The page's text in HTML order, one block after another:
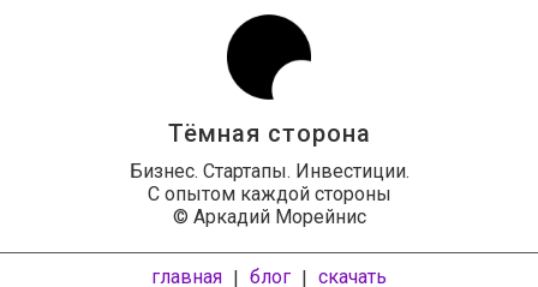
Тёмная сторона
Бизнес. Стартапы. Инвестиции.
С опытом каждой стороны
© Аркадий Морейнис
главная | блог | скачать